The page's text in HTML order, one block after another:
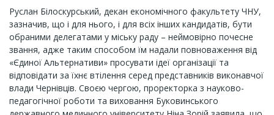
Руслан Білоскурський, декан економічного факультету ЧНУ,
зазначив, що і для нього, і для всіх інших кандидатів, бути
обраними делегатами у міську раду – неймовірно почесне
звання, адже таким способом їм надали повноваження від
«Єдиної Альтернативи» просувати ідеї організації та
відповідати за їхнє втілення серед представників виконавчої
влади Чернівців. Своєю чергою, проректорка з науково-
педагогічної роботи та виховання Буковинського